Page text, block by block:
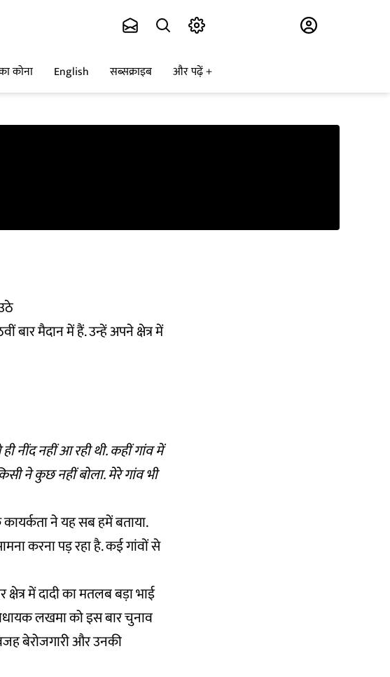
कोना English सब्सक्राइब और पढ़ें
मैदान में हैं. उन्हें अपने क्षेत्र में
नींद नहीं आ रही थी. कहीं गांव में
ने कुछ नहीं बोला. मेरे गांव भी
ने यह सब हमें बताया.
करना पड़ रहा है. कई गांवों से
में दादी का मतलब बड़ा भाई
लखमा को इस बार चुनाव
बेरोजगारी और उनकी